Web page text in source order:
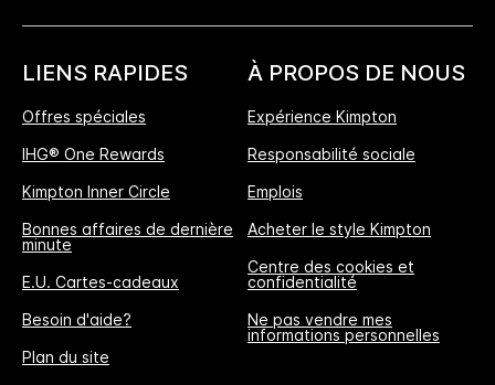
LIENS RAPIDES
Offres spéciales
IHG® One Rewards
Kimpton Inner Circle
Bonnes affaires de dernière
minute
E.U. Cartes-cadeaux
Besoin d'aide?
Plan du site
À PROPOS DE NOUS
Expérience Kimpton
Responsabilité sociale
Emplois
Acheter le style Kimpton
Centre des cookies et
confidentialité
Ne pas vendre mes
informations personnelles
L'Avantage Réservation Directe